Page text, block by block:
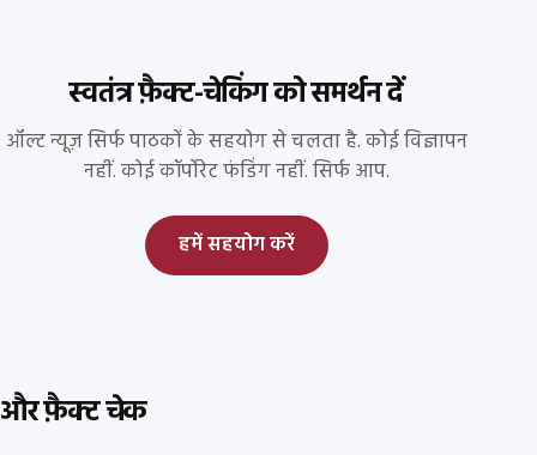
स्वतंत्र फ़ैक्ट-चेकिंग को समर्थन दें
ऑल्ट न्यूज़ सिर्फ पाठकों के सहयोग से चलता है. कोई विज्ञापन
नहीं. कोई कॉर्पोरेट फंडिंग नहीं. सिर्फ आप.
हमें सहयोग करें
और फ़ैक्ट चेक